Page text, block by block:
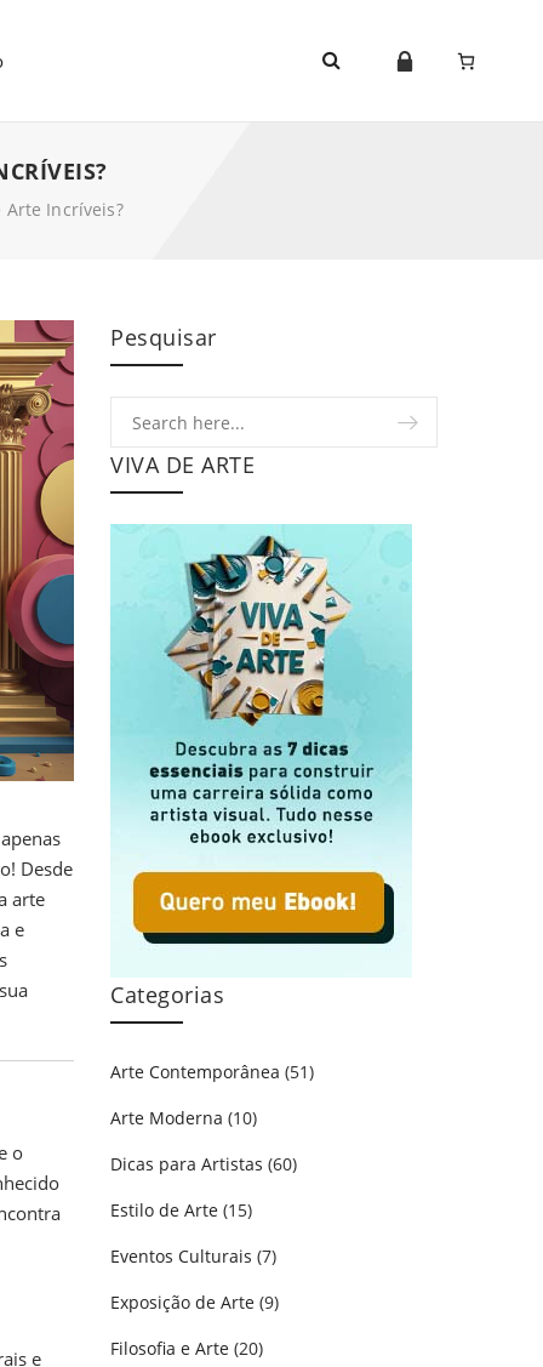
Arte Incríveis?
Desde
arte
e
o
e
Pesquisar
VIVA DE ARTE
Categorias
Arte Contemporânea (51)
Arte Moderna (10)
Dicas para Artistas (60)
Estilo de Arte (15)
Eventos Culturais (7)
Exposição de Arte (9)
Filosofia e Arte (20)